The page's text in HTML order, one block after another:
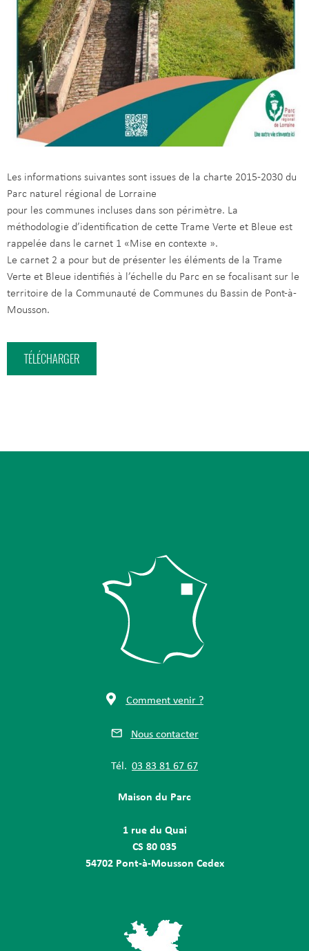
Les informations suivantes sont issues de la charte 2015-2030 du
Parc naturel régional de Lorraine
pour les communes incluses dans son périmètre. La
méthodologie d’identification de cette Trame Verte et Bleue est
rappelée dans le carnet 1 «Mise en contexte ».
Le carnet 2 a pour but de présenter les éléments de la Trame
Verte et Bleue identifiés à l’échelle du Parc en se focalisant sur le
territoire de la Communauté de Communes du Bassin de Pont-à-
Mousson.
TÉLÉCHARGER
Comment venir ?
Nous contacter
Tél. 03 83 81 67 67
Maison du Parc
1 rue du Quai
CS 80 035
54702 Pont-à-Mousson Cedex